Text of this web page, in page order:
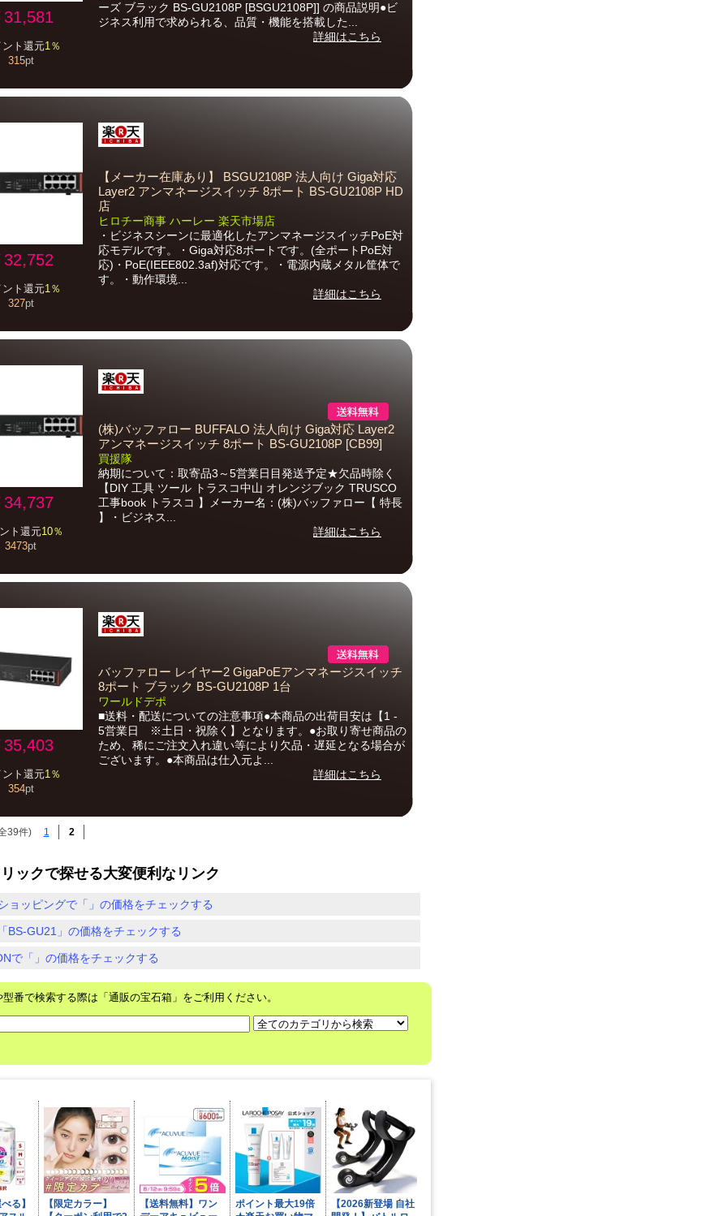
31,581
ト還元1％
315pt
ーズ ブラック BS-GU2108P [BSGU2108P]] の商品説明●ビ
ジネス利用で求められる、品質・機能を搭載した...
詳細はこちら
32,752
ト還元1％
327pt
【メーカー在庫あり】 BSGU2108P 法人向け Giga対応
Layer2 アンマネージスイッチ 8ポート BS-GU2108P HD
店
ヒロチー商事 ハーレー 楽天市場店
・ビジネスシーンに最適化したアンマネージスイッチPoE対
応モデルです。・Giga対応8ポートです。(全ポートPoE対
応)・PoE(IEEE802.3af)対応です。・電源内蔵メタル筐体で
す。・動作環境...
詳細はこちら
34,737
ト還元10％
3473pt
(株)バッファロー BUFFALO 法人向け Giga対応 Layer2
アンマネージスイッチ 8ポート BS-GU2108P [CB99]
買援隊
納期について：取寄品3～5営業日目発送予定★欠品時除く
【DIY 工具 ツール トラスコ中山 オレンジブック TRUSCO
工事book トラスコ 】メーカー名：(株)バッファロー【 特長
】・ビジネス...
詳細はこちら
35,403
ト還元1％
354pt
バッファロー レイヤー2 GigaPoEアンマネージスイッチ
8ポート ブラック BS-GU2108P 1台
ワールドデポ
■送料・配送についての注意事項●本商品の出荷目安は【1 -
5営業日 ※土日・祝除く】となります。●お取り寄せ商品の
ため、稀にご注文入れ違い等により欠品・遅延となる場合が
ございます。●本商品は仕入元よ...
詳細はこちら
39件) 1 2
ックで探せる大変便利なリンク
ョッピングで「」の価格をチェックする
BS-GU21」の価格をチェックする
で「」の価格をチェックする
番で検索する際は「通販の宝石箱」をご利用ください。